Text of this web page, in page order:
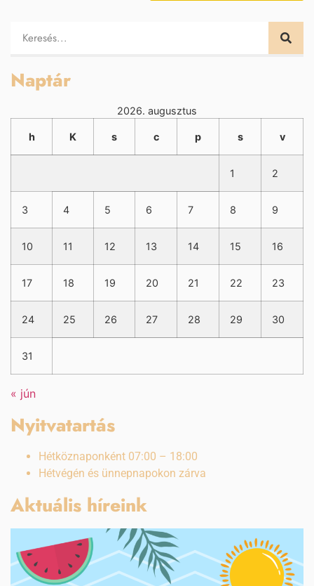
Naptár
2026. augusztus
h K s c p s v
1 2
3 4 5 6 7 8 9
10 11 12 13 14 15 16
17 18 19 20 21 22 23
24 25 26 27 28 29 30
31
« jún
Nyitvatartás
Hétköznaponként 07:00 – 18:00
Hétvégén és ünnepnapokon zárva
Aktuális híreink